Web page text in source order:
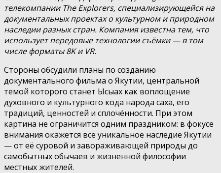
телекомпании The Explorers, специализирующейся на
документальных проектах о культурном и природном
наследии разных стран. Компания известна тем, что
использует передовые технологии съёмки — в том
числе форматы 8K и VR.
Стороны обсудили планы по созданию
документального фильма о Якутии, центральной
темой которого станет Ысыах как воплощение
духовного и культурного кода народа саха, его
традиций, ценностей и сплочённости. При этом
картина не ограничится одним праздником: в фокусе
внимания окажется всё уникальное наследие Якутии
— от её суровой и завораживающей природы до
самобытных обычаев и жизненной философии
местных жителей.